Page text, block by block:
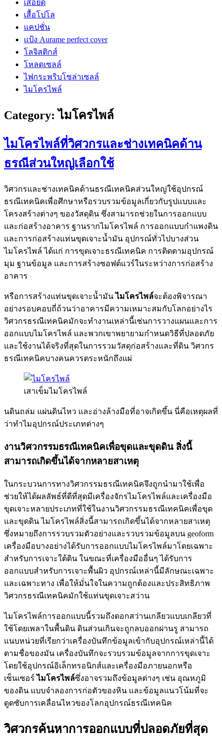
เสื้อยืด
เสื้อโปโล
แคปชั่น
แป้ง Aurame perfect cover
โลจิสติกส์
โหลดเซลล์
ไฟกระพริบโซล่าเซลล์
ไมโครไพล์
Category:ไมโครไพล์
ไมโครไพล์ที่วิศวกรและช่างเทคนิคด้าน
ธรณีส่วนใหญ่เลือกใช้
วิศวกรและช่างเทคนิคด้านธรณีเทคนิคส่วนใหญ่ใช้อุปกรณ์
ธรณีเทคนิคเพื่อศึกษาหรือรวบรวมข้อมูลเกี่ยวกับรูปแบบและ
โครงสร้างต่างๆ ของวัสดุดิน ซึ่งสามารถช่วยในการออกแบบ
และก่อสร้างอาคาร ฐานรากไมโครไพล์ การออกแบบกำแพงดิน
และการก่อสร้างแท่นขุดเจาะน้ำมัน อุปกรณ์ทั่วไปบางส่วน
ไมโครไพล์ ได้แก่ การขุดเจาะธรณีเทคนิค การติดตามอุปกรณ์
มุม ฐานข้อมูล และการสร้างซอฟต์แวร์ในระหว่างการก่อสร้าง
อาคาร
หรือการสร้างแท่นขุดเจาะน้ำมันไมโครไพล์จะต้องพิจารณา
อย่างรอบคอบถี่ถ้วนว่าอาคารมีความเหมาะสมกับโลกอย่างไร
วิศวกรธรณีเทคนิคมักจะทำงานเหล่านี้เช่นการวางแผนและการ
ออกแบบไมโครไพล์ และพวกเขาพยายามกำหนดวิธีที่ปลอดภัย
และใช้งานได้จริงที่สุดในการรวมวัสดุก่อสร้างและที่ดิน วิศวกร
ธรณีเทคนิคบางคนควรตระหนักถึงแผ่
เสาเข็มไมโครไพล์
นดินถล่ม แผ่นดินไหว และอ่างล้างมือที่อาจเกิดขึ้น นี่คือเหตุผลที่
ว่าทำไมอุปกรณ์ประเภทต่างๆ
งานวิศวกรรมธรณีเทคนิคเพื่อขุดและขุดดิน สิ่งนี้
สามารถเกิดขึ้นได้จากหลายสาเหตุ
ในกระบวนการทางวิศวกรรมธรณีเทคนิคจึงถูกนำมาใช้เพื่อ
ช่วยให้ได้ผลลัพธ์ที่ดีที่สุดมีเครื่องจักรไมโครไพล์และเครื่องมือ
ขุดเจาะหลายประเภทที่ใช้ในงานวิศวกรรมธรณีเทคนิคเพื่อขุด
และขุดดิน ไมโครไพล์สิ่งนี้สามารถเกิดขึ้นได้จากหลายสาเหตุ
ซึ่งหมายถึงการรวบรวมตัวอย่างและรวบรวมข้อมูลบน geoform
เครื่องมือบางอย่างได้รับการออกแบบไมโครไพล์มาโดยเฉพาะ
สำหรับการเจาะใต้ดิน ในขณะที่เครื่องมืออื่นๆ ได้รับการ
ออกแบบสำหรับการเจาะพื้นผิว อุปกรณ์เหล่านี้มีลักษณะเฉพาะ
และเฉพาะทาง เพื่อให้มั่นใจในความถูกต้องและประสิทธิภาพ
วิศวกรธรณีเทคนิคมักใช้แท่นขุดเจาะสว่าน
ไมโครไพล์การออกแบบนี้รวมถึงดอกสว่านเกลียวแบบเกลียวที่
ใช้โดยเพลาในพื้นดิน ดินส่วนเกินจะถูกลบออกผ่านรู สามารถ
แนบหน่วยที่เรียกว่าเครื่องบันทึกข้อมูลเข้ากับอุปกรณ์เหล่านี้ได้
ตามชื่อของมัน เครื่องบันทึกจะรวบรวมข้อมูลจากการขุดเจาะ
โดยใช้อุปกรณ์อิเล็กทรอนิกส์และเครื่องมือภายนอกหรือ
เซ็นเซอร์ไมโครไพล์ซึ่งอาจรวมถึงข้อมูลต่างๆ เช่น อุณหภูมิ
ของดิน แบบจำลองการก่อตัวของหิน และข้อมูลแนวโน้มที่จะ
ดูดซับการเคลื่อนไหวของโลกอุปกรณ์ธรณีเทคนิค
วิศวกรค้นหาการออกแบบที่ปลอดภัยที่สุด